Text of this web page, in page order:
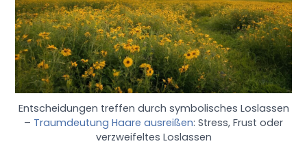
Entscheidungen treffen durch symbolisches Loslassen
– Traumdeutung Haare ausreißen: Stress, Frust oder
verzweifeltes Loslassen